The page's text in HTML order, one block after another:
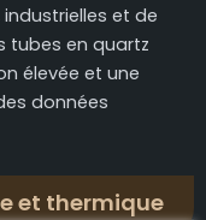
et de
tubes en quartz
élevée et une
données
et thermique